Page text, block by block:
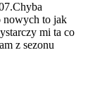
nowych to jak
mi ta co
z sezonu